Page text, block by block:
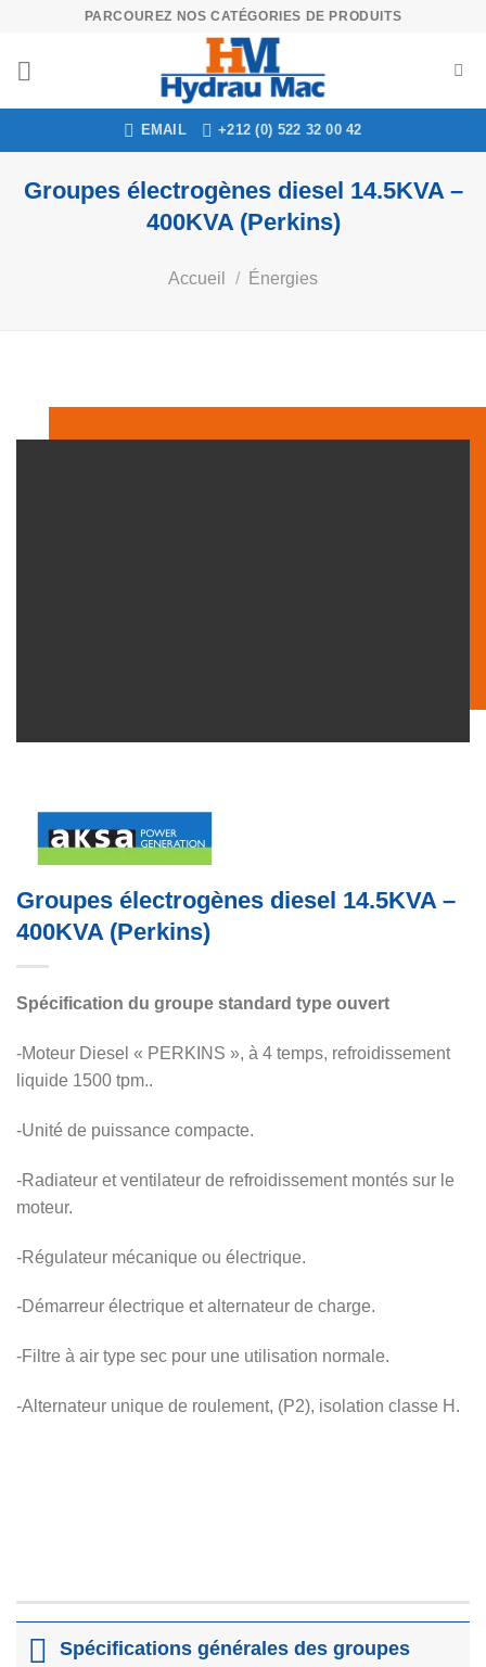
content
PARCOUREZ NOS CATÉGORIES DE PRODUITS
EMAIL +212 (0) 522 32 00 42
Groupes électrogènes diesel 14.5KVA –
400KVA (Perkins)
Accueil / Énergies
Groupes électrogènes diesel 14.5KVA –
400KVA (Perkins)
Spécification du groupe standard type ouvert
-Moteur Diesel « PERKINS », à 4 temps, refroidissement
liquide 1500 tpm..
-Unité de puissance compacte.
-Radiateur et ventilateur de refroidissement montés sur le
moteur.
-Régulateur mécanique ou électrique.
-Démarreur électrique et alternateur de charge.
-Filtre à air type sec pour une utilisation normale.
-Alternateur unique de roulement, (P2), isolation classe H.
Spécifications générales des groupes